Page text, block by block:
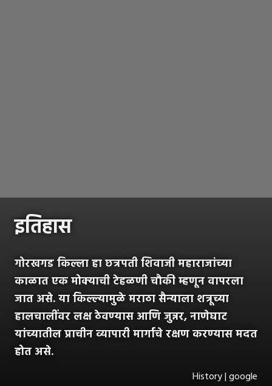
इतिहास
गोरखगड किल्ला हा छत्रपती शिवाजी महाराजांच्या
काळात एक मोक्याची टेहळणी चौकी म्हणून वापरला
जात असे. या किल्ल्यामुळे मराठा सैन्याला शत्रूच्या
हालचालींवर लक्ष ठेवण्यास आणि जुन्नर, नाणेघाट
यांच्यातील प्राचीन व्यापारी मार्गाचे रक्षण करण्यास मदत
होत असे.
History | google